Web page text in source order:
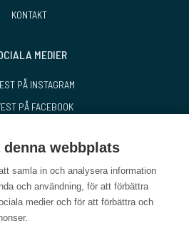
KONTAKT
MEDIER
PÅ INSTAGRAM
PÅ FACEBOOK
webbplats
samla in och analysera information
och användning, för att förbättra
medier och för att förbättra och